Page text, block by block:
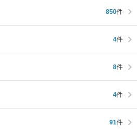
850件
4件
8件
4件
91件